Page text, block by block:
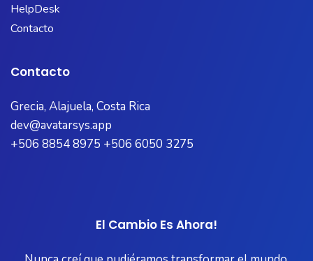
HelpDesk
Contacto
Contacto
Grecia, Alajuela, Costa Rica
dev@avatarsys.app
+506 8854 8975 +506 6050 3275
El Cambio Es Ahora!